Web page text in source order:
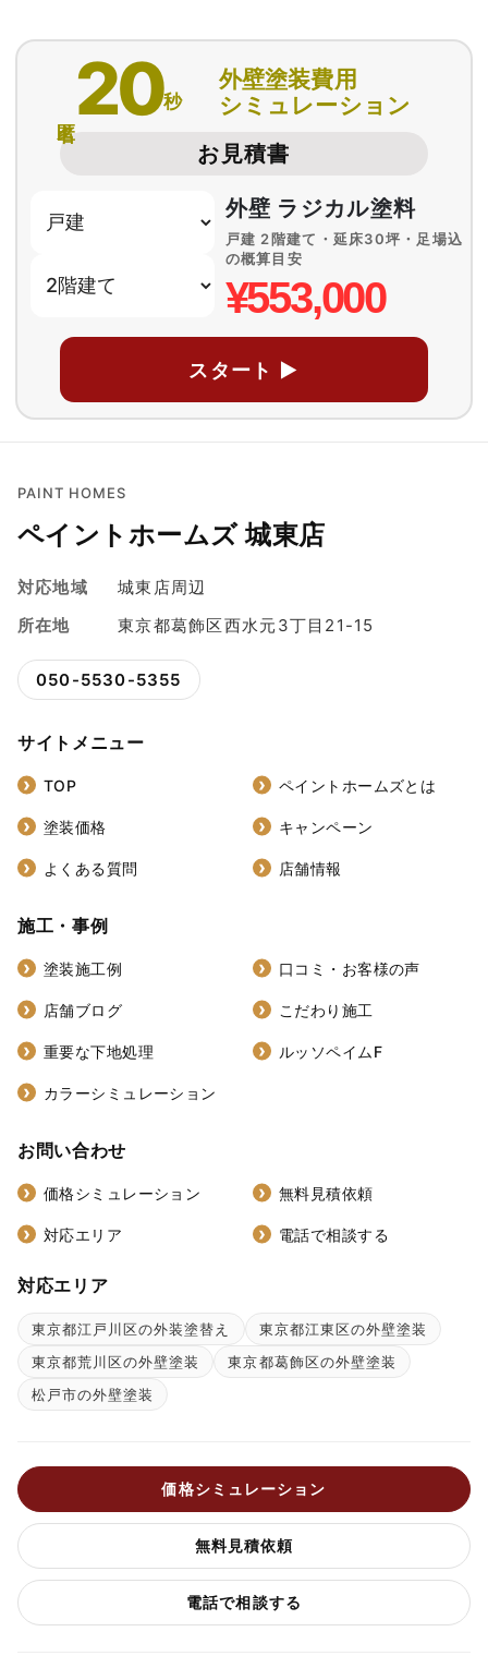
20秒
外壁塗装費用
シミュレーション
お見積書
外壁 ラジカル塗料
戸建 2階建て・延床30坪・足場込
の概算目安
¥553,000
スタート ▶
PAINT HOMES
ペイントホームズ 城東店
対応地域
城東店周辺
所在地
東京都葛飾区西水元3丁目21-15
050-5530-5355
サイトメニュー
TOP ペイントホームズとは
塗装価格 キャンペーン
よくある質問 店舗情報
施工・事例
塗装施工例 口コミ・お客様の声
店舗ブログ こだわり施工
重要な下地処理 ルッソペイムF
カラーシミュレーション
お問い合わせ
価格シミュレーション 無料見積依頼
対応エリア 電話で相談する
対応エリア
東京都江戸川区の外装塗替え
東京都江東区の外壁塗装
東京都荒川区の外壁塗装
東京都葛飾区の外壁塗装
松戸市の外壁塗装
価格シミュレーション
無料見積依頼
電話で相談する